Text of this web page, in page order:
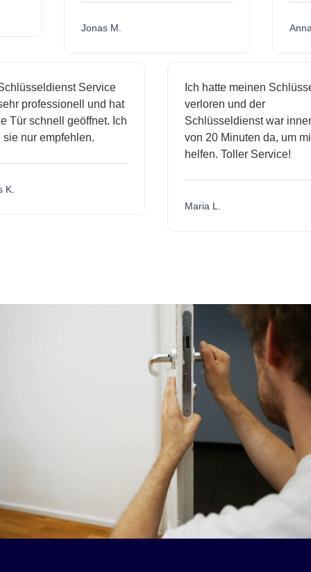
Jonas M.
Service
professionell und hat
schnell geöffnet. Ich
nur empfehlen.
Ich hatte meinen Schlüssel
verloren und der
Schlüsseldienst war
von 20 Minuten da, um mir
helfen. Toller Service!
Maria L.